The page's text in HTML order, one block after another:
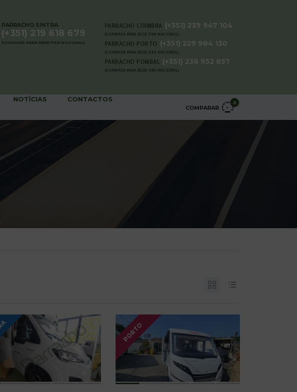
PARRACHO COIMBRA (+351) 239 947 104
(CHAMADA PARA REDE FIXA NACIONAL)
PARRACHO PORTO (+351) 229 984 130
(CHAMADA PARA REDE FIXA NACIONAL)
PARRACHO POMBAL (+351) 236 952 857
(CHAMADA PARA REDE FIXA NACIONAL)
PARRACHO SINTRA
(+351) 219 618 679
(CHAMADA PARA REDE FIXA NACIONAL)
COMPARAR
0
NOTÍCIAS CONTACTOS
PORTO